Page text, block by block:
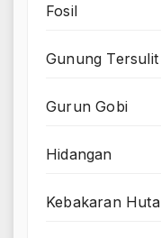
Fosil
Gunung
Gurun Gobi
Hidangan
Kebakaran